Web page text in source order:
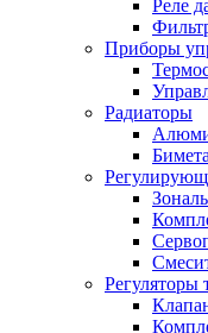
Реле
Приборы
Радиаторы
Регуляторы